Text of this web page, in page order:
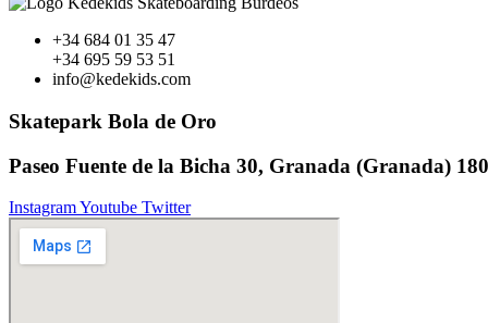
+34 684 01 35 47
+34 695 59 53 51
info@kedekids.com
Skatepark Bola de Oro
Paseo Fuente de la Bicha 30, Granada (Granada)
InstagramYoutube Twitter